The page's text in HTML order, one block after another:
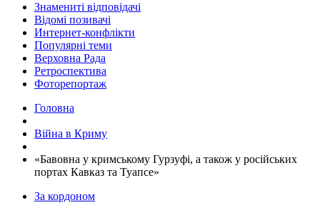
Знамениті відповідачі
Відомі позивачі
Интернет-конфлікти
Популярні теми
Верховна Рада
Ретроспектива
Фоторепортаж
Головна
Війна в Криму
​«Бавовна у кримському Гурзуфі, а також у російських
портах Кавказ та Туапсе»
За кордоном